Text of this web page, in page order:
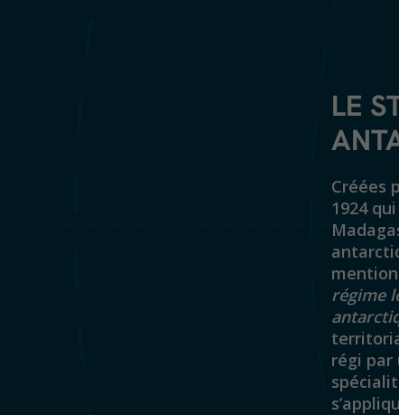
LE
Créées
1924
régime
régi par